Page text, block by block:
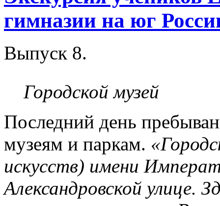
гимназии на юг
Выпуск 8.
Городской музей
Последний день
музеям и паркам.
искусств) имени
Александровской улице.